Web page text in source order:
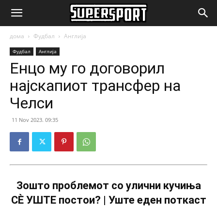
SuperSport.mk
дома Фудбал Англија
Фудбал Англија
Енцо му го договорил
најскапиот трансфер на
Челси
11 Nov 2023. 09:35
Зошто проблемот со улични кучиња
СÈ УШТЕ постои? | Уште еден поткаст